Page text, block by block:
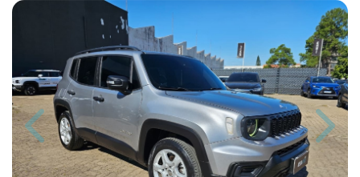
Previous Next